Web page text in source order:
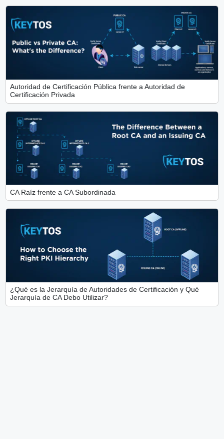
Autoridad de Certificación Pública frente a Autoridad de
Certificación Privada
CA Raíz frente a CA Subordinada
¿Qué es la Jerarquía de Autoridades de Certificación y Qué
Jerarquía de CA Debo Utilizar?